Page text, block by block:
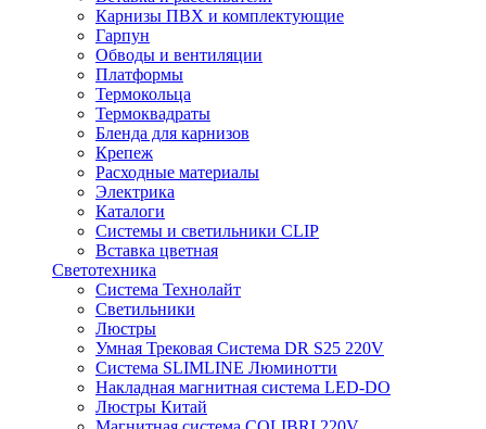
Карнизы ПВХ и комплектующие
Гарпун
Обводы и вентиляции
Платформы
Термокольца
Термоквадраты
Бленда для карнизов
Крепеж
Расходные материалы
Электрика
Каталоги
Системы и светильники CLIP
Вставка цветная
Светотехника
Система Технолайт
Светильники
Люстры
Умная Трековая Система DR S25 220V
Система SLIMLINE Люминотти
Накладная магнитная система LED-DO
Люстры Китай